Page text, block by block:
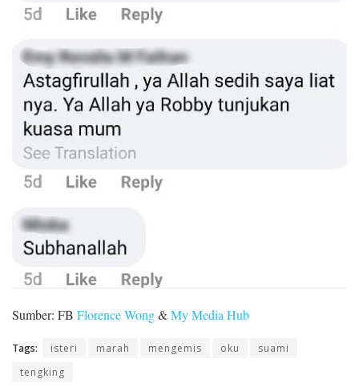
Sumber: FB Florence Wong&My Media Hub
Tags: isteri marah mengemis oku
suami
tengking